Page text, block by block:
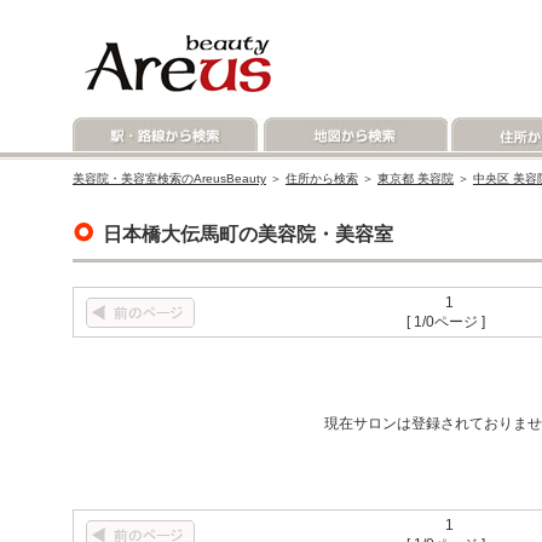
美容院・美容室検索のAreusBeauty ＞ 住所から検索 ＞ 東京都 美容院 ＞ 中央区 美容
日本橋大伝馬町の美容院・美容室
1
[ 1/0ページ ]
現在サロンは登録されておりま
1